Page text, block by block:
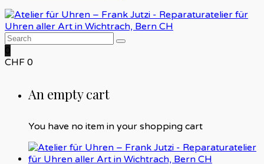
0
CHF 0
An empty cart
You have no item in your shopping cart